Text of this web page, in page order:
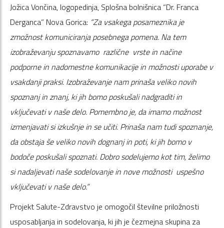
Jožica Vončina, logopedinja, Splošna bolnišnica “Dr. Franca
Derganca” Nova Gorica: “Za vsakega posameznika je
zmožnost komuniciranja posebnega pomena. Na tem
izobraževanju spoznavamo različne vrste in načine
podporne in nadomestne komunikacije in možnosti uporabe v
vsakdanji praksi. Izobraževanje nam prinaša veliko novih
spoznanj in znanj, ki jih bomo poskušali nadgraditi in
vključevati v naše delo. Pomembno je, da imamo možnost
izmenjavati si izkušnje in se učiti. Prinaša nam tudi spoznanje,
da obstaja še veliko novih dognanj in poti, ki jih bomo v
bodoče poskušali spoznati. Dobro sodelujemo kot tim, želimo
si nadaljevati naše sodelovanje in nove možnosti uspešno
vključevati v naše delo.”
Projekt Salute-Zdravstvo je omogočil številne priložnosti
usposabljanja in sodelovanja, ki jih je čezmejna skupina za